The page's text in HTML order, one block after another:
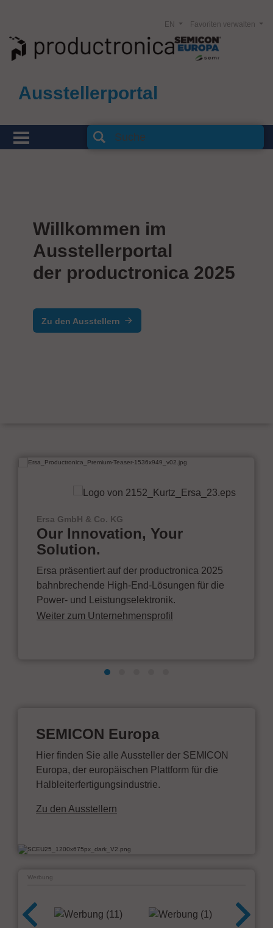
Ausstellerportal
Favoriten verwalten
EN
Willkommen im
Ausstellerportal
der productronica 2025
Zu den Ausstellern
Ersa GmbH & Co. KG
Our Innovation, Your
Solution.
Ersa präsentiert auf der productronica 2025
bahnbrechende High-End-Lösungen für die
Power- und Leistungselektronik.
Weiter zum Unternehmensprofil
SEMICON Europa
Hier finden Sie alle Aussteller der SEMICON
Europa, der europäischen Plattform für die
Halbleiterfertigungsindustrie.
Zu den Ausstellern
Werbung